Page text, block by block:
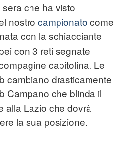
che ha visto
nostro campionato come
con la schiacciante
con 3 reti segnate
capitolina. Le
cambiano drasticamente
Campano che blinda il
alla Lazio che dovrà
la sua posizione.